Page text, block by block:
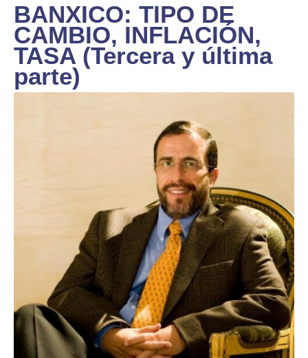
BANXICO: TIPO DE
CAMBIO, INFLACIÓN,
TASA (Tercera y última
parte)